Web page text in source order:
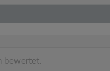
bewertet.